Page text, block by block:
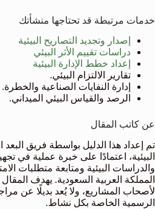
خدمات مرتبطة قد تحتاجها منشأتك
إصدار وتجديد التصاريح البيئية
دراسات تقييم الأثر البيئي
إعداد خطط الإدارة البيئية
تقارير الالتزام البيئي.
إدارة النفايات الصناعية والخطرة.
الرصد والقياس البيئي الميداني.
عن كاتب المقال
تم إعداد هذا الدليل بواسطة فريق البعد
البيئية، اعتمادًا على خبرة عملية في
والدراسات البيئية ومتابعة متطلبات
المملكة العربية السعودية. يهدف
لأصحاب المشاريع، ولا يُعد بديلًا عن
الرسمية الخاصة بكل نشاط.